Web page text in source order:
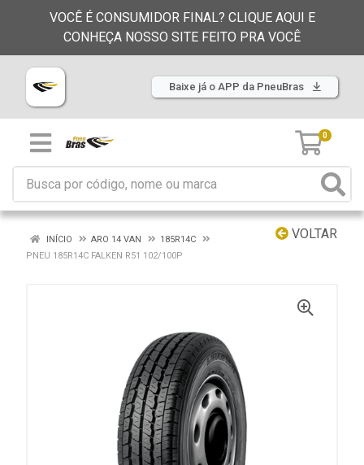
VOCÊ É CONSUMIDOR FINAL? CLIQUE AQUI E
CONHEÇA NOSSO SITE FEITO PRA VOCÊ
Baixe já o APP da PneuBras
0
VOLTAR
INÍCIO ARO 14 VAN
185R14C
PNEU 185R14C FALKEN R51 102/100P